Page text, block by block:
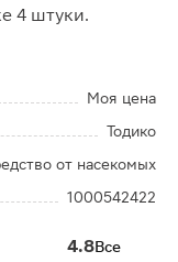
4 штуки.
Моя цена
Тодико
от насекомых
1000542422
4.8Все